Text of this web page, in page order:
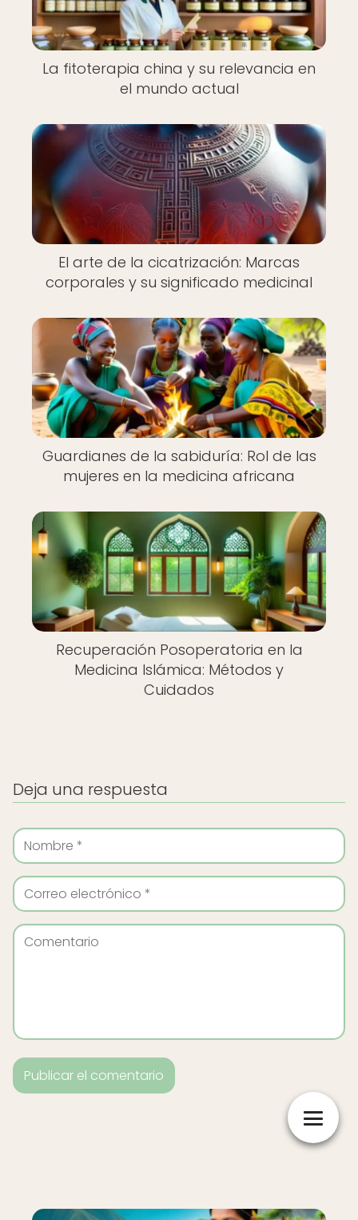
La fitoterapia china y su relevancia en
el mundo actual
El arte de la cicatrización: Marcas
corporales y su significado medicinal
Guardianes de la sabiduría: Rol de las
mujeres en la medicina africana
Recuperación Posoperatoria en la
Medicina Islámica: Métodos y
Cuidados
Deja una respuesta